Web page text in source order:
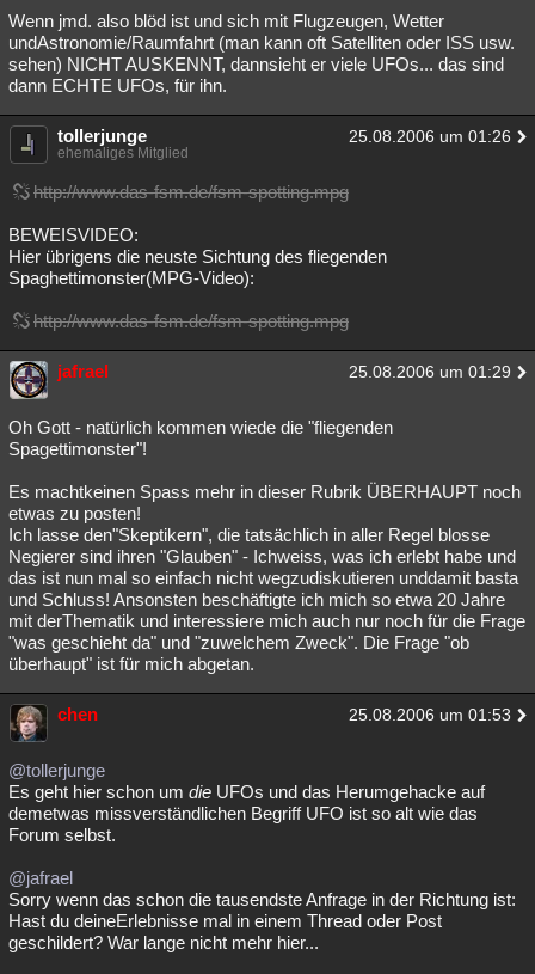
Wenn jmd. also blöd ist und sich mit Flugzeugen, Wetter
undAstronomie/Raumfahrt (man kann oft Satelliten oder ISS usw.
sehen) NICHT AUSKENNT, dannsieht er viele UFOs... das sind
dann ECHTE UFOs, für ihn.
tollerjunge 25.08.2006 um 01:26
ehemaliges Mitglied
http://www.das-fsm.de/fsm-spotting.mpg
BEWEISVIDEO:
Hier übrigens die neuste Sichtung des fliegenden
Spaghettimonster(MPG-Video):
http://www.das-fsm.de/fsm-spotting.mpg
jafrael 25.08.2006 um 01:29
Oh Gott - natürlich kommen wiede die "fliegenden
Spagettimonster"!
Es machtkeinen Spass mehr in dieser Rubrik ÜBERHAUPT noch
etwas zu posten!
Ich lasse den"Skeptikern", die tatsächlich in aller Regel blosse
Negierer sind ihren "Glauben" - Ichweiss, was ich erlebt habe und
das ist nun mal so einfach nicht wegzudiskutieren unddamit basta
und Schluss! Ansonsten beschäftigte ich mich so etwa 20 Jahre
mit derThematik und interessiere mich auch nur noch für die Frage
"was geschieht da" und "zuwelchem Zweck". Die Frage "ob
überhaupt" ist für mich abgetan.
chen 25.08.2006 um 01:53
@tollerjunge
Es geht hier schon um die UFOs und das Herumgehacke auf
demetwas missverständlichen Begriff UFO ist so alt wie das
Forum selbst.
@jafrael
Sorry wenn das schon die tausendste Anfrage in der Richtung ist:
Hast du deineErlebnisse mal in einem Thread oder Post
geschildert? War lange nicht mehr hier...